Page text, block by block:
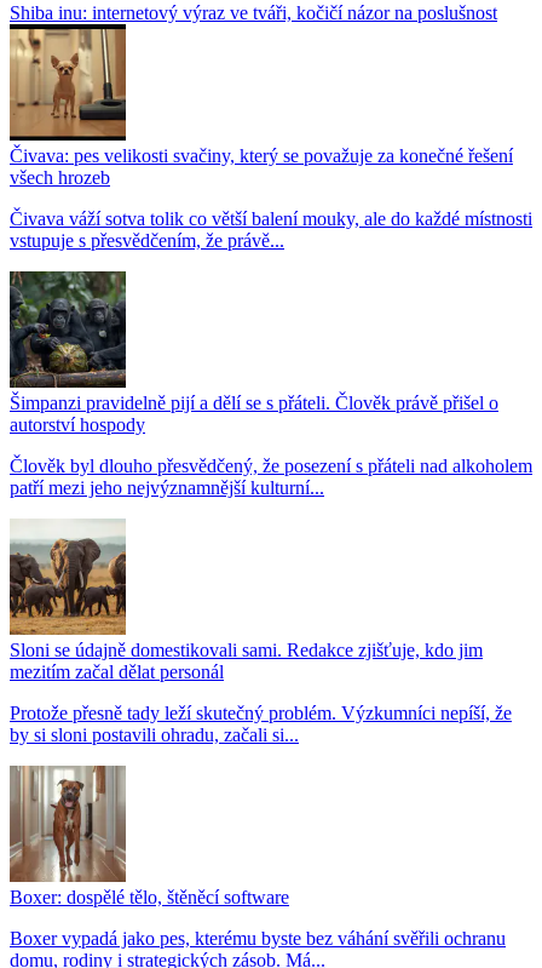
Shiba inu: internetový výraz ve tváři, kočičí názor na poslušnost
Čivava: pes velikosti svačiny, který se považuje za konečné řešení
všech hrozeb
Čivava váží sotva tolik co větší balení mouky, ale do každé místnosti
vstupuje s přesvědčením, že právě...
Šimpanzi pravidelně pijí a dělí se s přáteli. Člověk právě přišel o
autorství hospody
Člověk byl dlouho přesvědčený, že posezení s přáteli nad alkoholem
patří mezi jeho nejvýznamnější kulturní...
Sloni se údajně domestikovali sami. Redakce zjišťuje, kdo jim
mezitím začal dělat personál
Protože přesně tady leží skutečný problém. Výzkumníci nepíší, že
by si sloni postavili ohradu, začali si...
Boxer: dospělé tělo, štěněcí software
Boxer vypadá jako pes, kterému byste bez váhání svěřili ochranu
domu, rodiny i strategických zásob. Má...